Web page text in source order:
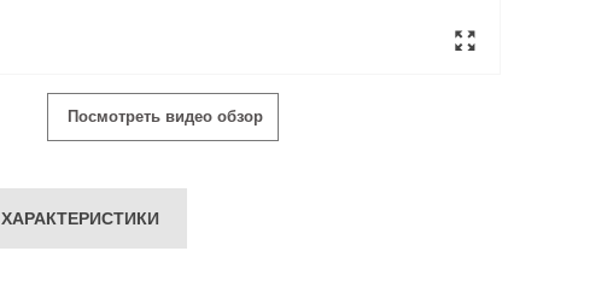
Посмотреть видео обзор
ХАРАКТЕРИСТИКИ